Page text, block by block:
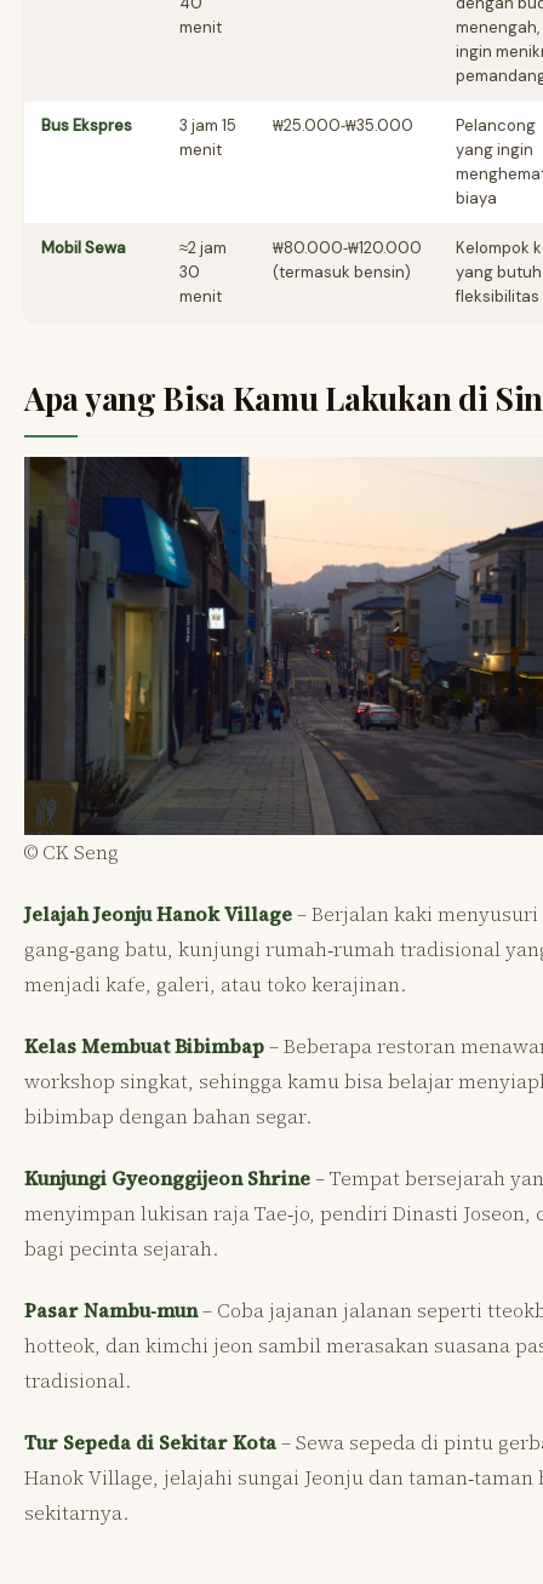
menit
menengah,
ingin
Bus Ekspres
3 jam 15
menit
₩25.000‑₩35.000
Pelancong
yang ingin
biaya
Mobil Sewa
≈2 jam
30
menit
₩80.000‑₩120.000
(termasuk bensin)
Kelompok
yang butuh
fleksibilitas
Apa yang Bisa Kamu Lakukan di
© CK Seng
Jelajah Jeonju Hanok Village– Berjalan kaki menyusuri
gang‑gang batu, kunjungi rumah‑rumah tradisional
menjadi kafe, galeri, atau toko kerajinan.
Kelas Membuat Bibimbap– Beberapa restoran
workshop singkat, sehingga kamu bisa belajar
bibimbap dengan bahan segar.
Kunjungi Gyeonggijeon Shrine– Tempat bersejarah
menyimpan lukisan raja Tae‑jo, pendiri Dinasti Joseon,
bagi pecinta sejarah.
Pasar Nambu‑mun– Coba jajanan jalanan seperti
hotteok, dan kimchi jeon sambil merasakan suasana
tradisional.
Tur Sepeda di Sekitar Kota– Sewa sepeda di pintu
Hanok Village, jelajahi sungai Jeonju dan taman‑taman
sekitarnya.